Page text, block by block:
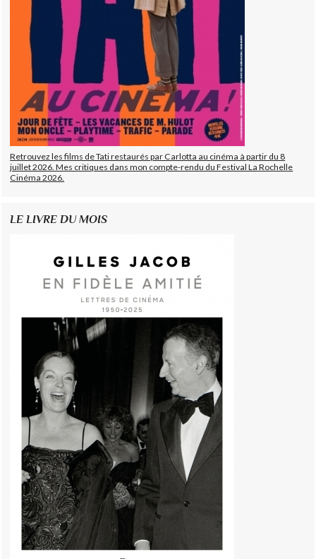
Retrouvez les films de Tati restaurés par Carlotta au cinéma à partir du 8
juillet 2026. Mes critiques dans mon compte-rendu du Festival La Rochelle
Cinéma 2026.
LE LIVRE DU MOIS